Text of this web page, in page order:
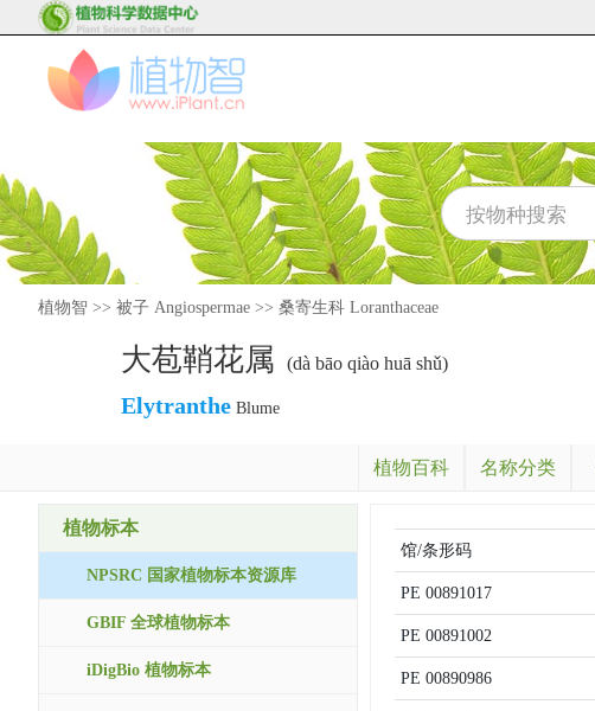
植物智 >> 被子 Angiospermae >> 桑寄生科 Loranthaceae
大苞鞘花属 (dà bāo qiào huā shǔ)
Elytranthe Blume
植物百科 名称分类
植物标本
NPSRC 国家植物标本资源库
GBIF 全球植物标本
iDigBio 植物标本
馆/条形码
PE 00891017
PE 00891002
PE 00890986